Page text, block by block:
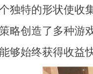
独特的形状使收
略创造了多种游
够始终获得收益